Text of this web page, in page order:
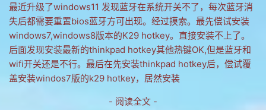
最近升级了windows11 发现蓝牙在系统开关不了，每次蓝牙消
失后都需要重置bios蓝牙方可出现。经过摸索。最先偿试安装
windows7,windows8版本的K29 hotkey。直接安装不上了。
后面发现安装最新的thinkpad hotkey其他热键OK,但是蓝牙和
wifi开关还是不行。最后在先安装thinkpad hotkey后，偿试覆
盖安装windos7版的k29 hotkey，居然安装
- 阅读全文 -